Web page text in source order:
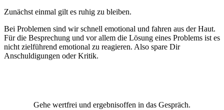
Zunächst einmal gilt es ruhig zu bleiben.
Bei Problemen sind wir schnell emotional und fahren aus der Haut.
Für die Besprechung und vor allem die Lösung eines Problems ist es
nicht zielführend emotional zu reagieren. Also spare Dir
Anschuldigungen oder Kritik.
Gehe wertfrei und ergebnisoffen in das Gespräch.